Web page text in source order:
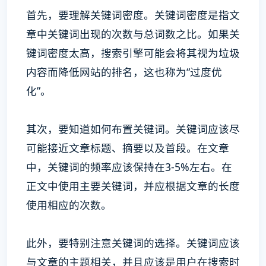
首先，要理解关键词密度。关键词密度是指文
章中关键词出现的次数与总词数之比。如果关
键词密度太高，搜索引擎可能会将其视为垃圾
内容而降低网站的排名，这也称为“过度优
化”。
其次，要知道如何布置关键词。关键词应该尽
可能接近文章标题、摘要以及首段。在文章
中，关键词的频率应该保持在3-5%左右。在
正文中使用主要关键词，并应根据文章的长度
使用相应的次数。
此外，要特别注意关键词的选择。关键词应该
与文章的主题相关，并且应该是用户在搜索时